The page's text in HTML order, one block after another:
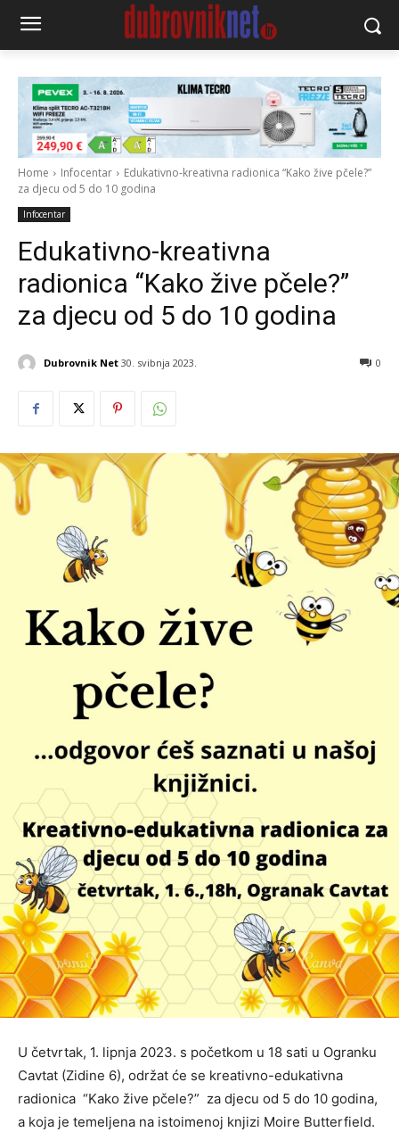
Home Infocentar
Edukativno-kreativna radionica “Kako žive pčele?”
za djecu od 5 do 10 godina
Infocentar
Edukativno-kreativna
radionica “Kako žive pčele?”
za djecu od 5 do 10 godina
Dubrovnik Net 30. svibnja 2023. 0
U četvrtak, 1. lipnja 2023. s početkom u 18 sati u Ogranku
Cavtat (Zidine 6), održat će se kreativno-edukativna
radionica “Kako žive pčele?” za djecu od 5 do 10 godina,
a koja je temeljena na istoimenoj knjizi Moire Butterfield.